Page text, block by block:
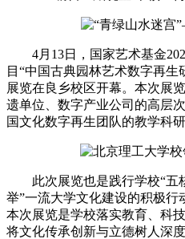
4月13日，国家艺术基金
目“中国古典园林艺术数字再
展览在良乡校区开幕。本次展
遗单位、数字产业公司的高层
国文化数字再生团队的教学科研
此次展览也是践行学校“
举”一流大学文化建设的积极行
本次展览是学校落实教育、科
将文化传承创新与立德树人深